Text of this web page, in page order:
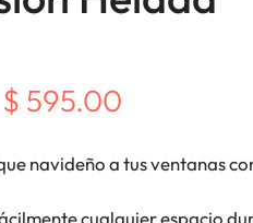
$ 595.00
navideño a tus ventanas
cualquier espacio